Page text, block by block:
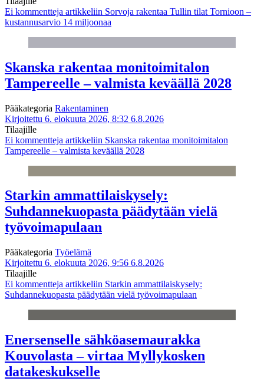
Ei kommentteja artikkeliin Sorvoja rakentaa Tullin tilat Tornioon –
kustannusarvio 14 miljoonaa
Skanska rakentaa monitoimitalon
Tampereelle – valmista keväällä 2028
Pääkategoria Rakentaminen
Kirjoitettu 6. elokuuta 2026, 8:32 6.8.2026
Tilaajille
Ei kommentteja artikkeliin Skanska rakentaa monitoimitalon
Tampereelle – valmista keväällä 2028
Starkin ammattilaiskysely:
Suhdannekuopasta päädytään vielä
työvoimapulaan
Pääkategoria Työelämä
Kirjoitettu 6. elokuuta 2026, 9:56 6.8.2026
Tilaajille
Ei kommentteja artikkeliin Starkin ammattilaiskysely:
Suhdannekuopasta päädytään vielä työvoimapulaan
Enersenselle sähköasemaurakka
Kouvolasta – virtaa Myllykosken
datakeskukselle